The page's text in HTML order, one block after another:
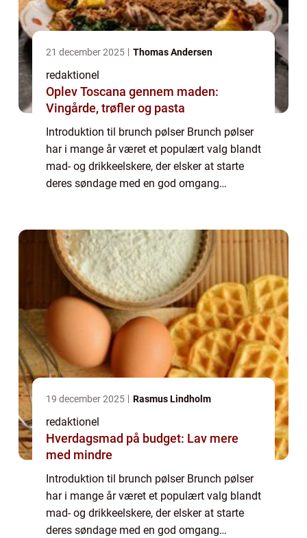
21 december 2025 Thomas Andersen
redaktionel
Oplev Toscana gennem maden:
Vingårde, trøfler og pasta
Introduktion til brunch pølser Brunch pølser
har i mange år været et populært valg blandt
mad- og drikkeelskere, der elsker at starte
deres søndage med en god omgang
mange, ...
19 december 2025 Rasmus Lindholm
redaktionel
Hverdagsmad på budget: Lav mere
med mindre
Introduktion til brunch pølser Brunch pølser
har i mange år været et populært valg blandt
mad- og drikkeelskere, der elsker at starte
deres søndage med en god omgang